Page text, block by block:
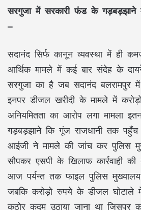
सरगुजा में सरकारी फंड के गड़बड़झाने
–
सदानंद सिर्फ कानून व्यवस्था में ही
आर्थिक मामले में कई बार संदेह के
सरगुजा का है जब सदानंद बलरामपुर
इनपर डीजल खरीदी के मामले में
अनियमितता का आरोप लगा मामला
गड़बड़झाने कि गूंज राजधानी तक
आईजी ने मामले की जांच कर पुलिस
सौपकर एसपी के खिलाफ कार्रवाही
आज पर्यन्त तक फाइल पुलिस
जबकि करोड़ो रुपये के डीजल